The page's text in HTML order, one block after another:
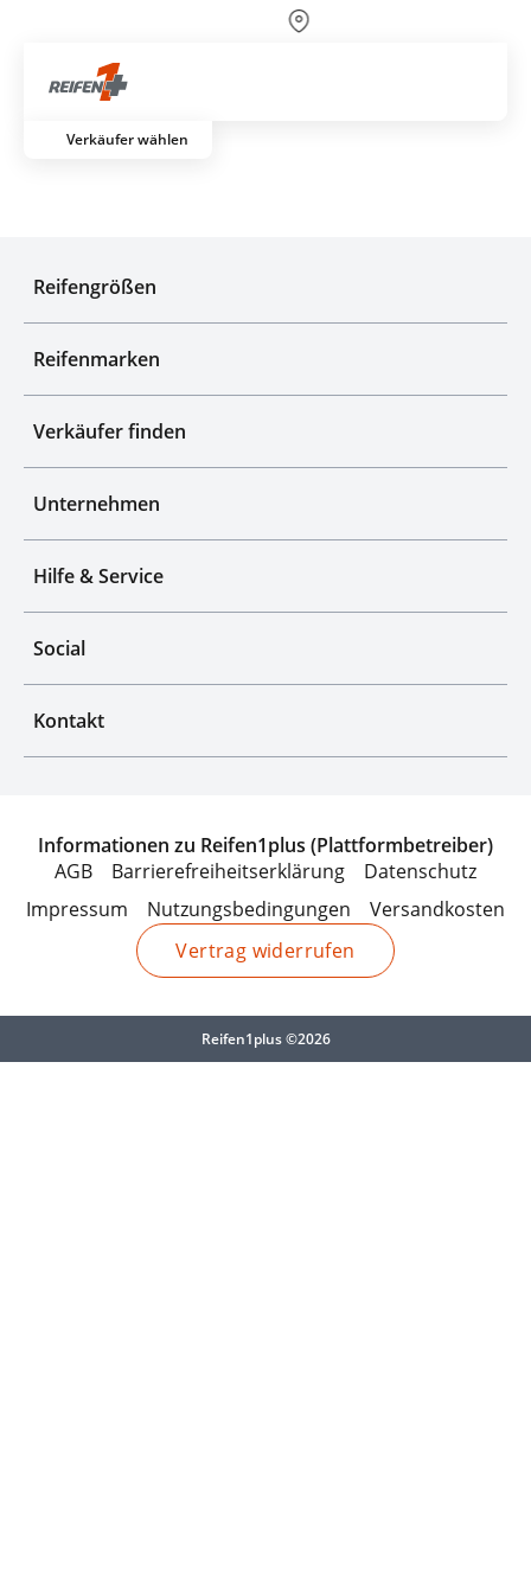
Über 700 Partnerwerkstätten
Verkäufer wählen
Reifengrößen
Reifenmarken
Verkäufer finden
Unternehmen
Hilfe & Service
Social
Kontakt
Informationen zu Reifen1plus (Plattformbetreiber)
AGB
Barrierefreiheitserklärung
Datenschutz
Impressum
Nutzungsbedingungen
Versandkosten
Vertrag widerrufen
Reifen1plus ©2026